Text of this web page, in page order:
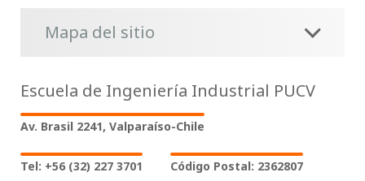
Mapa del sitio
Escuela de Ingeniería Industrial PUCV
Av. Brasil 2241, Valparaíso-Chile
Tel: +56 (32) 227 3701 Código Postal: 2362807